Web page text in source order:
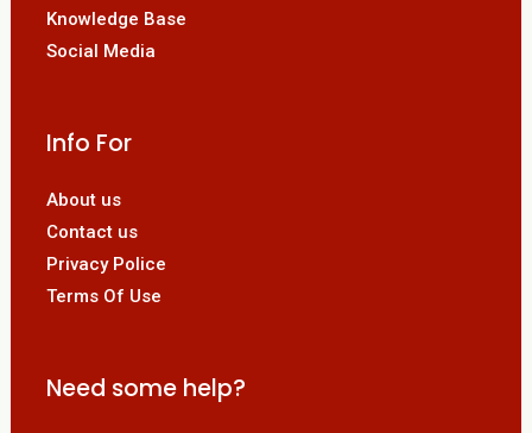
Knowledge Base
Social Media
Info For
About us
Contact us
Privacy Police
Terms Of Use
Need some help?